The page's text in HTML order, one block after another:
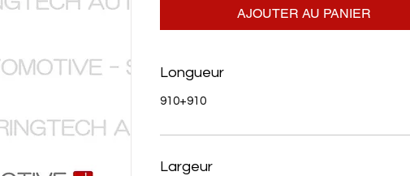
AJOUTER AU PANIER
Longueur
910+910
Largeur